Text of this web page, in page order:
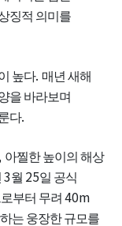
징적 의미를
높다. 매년 새해
을 바라보며
다.
아찔한 높이의 해상
3월 25일 공식
부터 무려 40m
는 웅장한 규모를